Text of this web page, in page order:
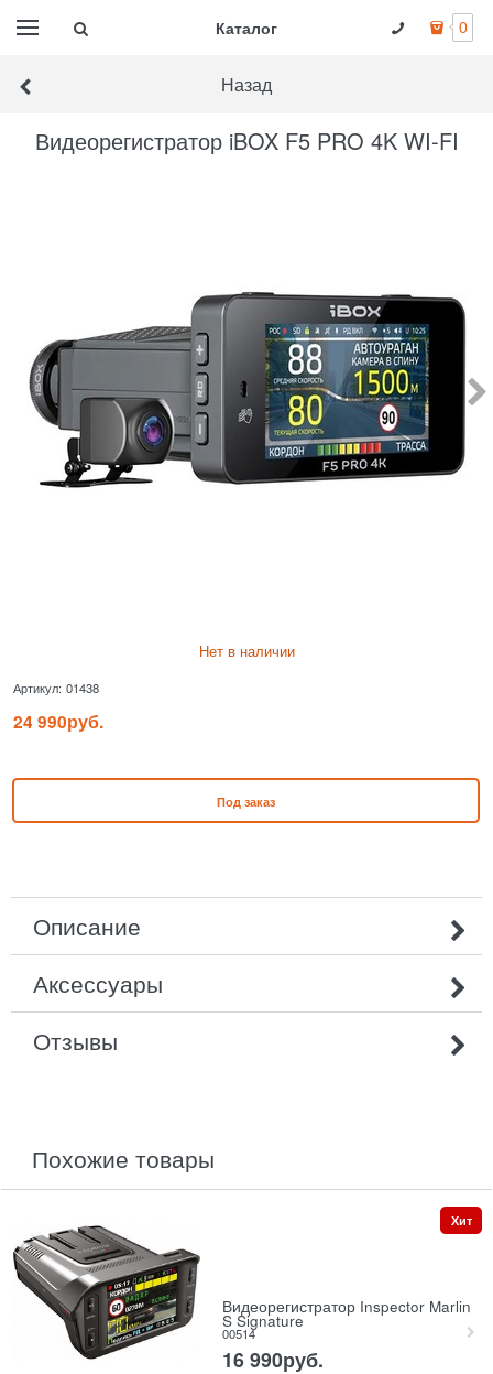
Каталог 0
Назад
Видеорегистратор iBOX F5 PRO 4K WI-FI
Нет в наличии
Артикул: 01438
24 990руб.
Под заказ
Описание
Аксессуары
Отзывы
похожие товары
Видеорегистратор Inspector Marlin
S Signature
00514
16 990руб.
Хит